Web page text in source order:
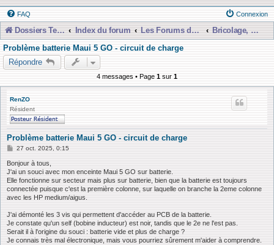
FAQ Connexion
Dossiers Techniques Index du forum Les Forums de Discussions
Bricolage, Dépannage, Construction
Problème batterie Maui 5 GO - circuit de charge
Répondre
4 messages • Page 1 sur 1
RenZO
Résident
Problème batterie Maui 5 GO - circuit de charge
M
s
s
g
e
27 oct. 2025, 0:15
Bonjour à tous,
J'ai un souci avec mon enceinte Maui 5 GO sur batterie.
Elle fonctionne sur secteur mais plus sur batterie, bien que la batterie est toujours
connectée puisque c'est la première colonne, sur laquelle on branche la 2eme colonne
avec les HP medium/aigus.
J'ai démonté les 3 vis qui permettent d'accéder au PCB de la batterie.
Je constate qu'un self (bobine inducteur) est noir, tandis que le 2e ne l'est pas.
Serait il à l'origine du souci : batterie vide et plus de charge ?
Je connais très mal électronique, mais vous pourriez sûrement m'aider à comprendre.